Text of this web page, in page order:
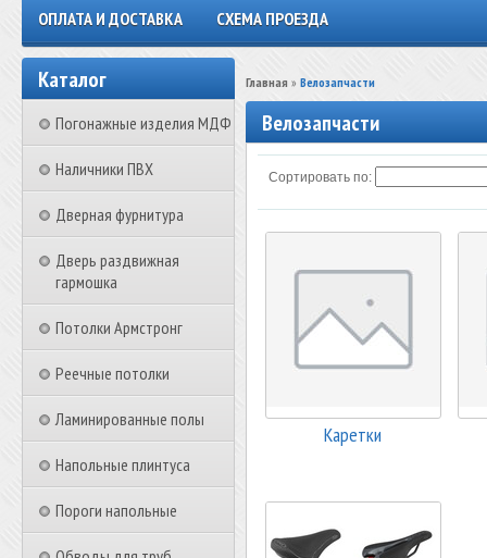
ОПЛАТА И ДОСТАВКА СХЕМА ПРОЕЗДА
Каталог
Погонажные изделия МДФ
Наличники ПВХ
Дверная фурнитура
Дверь раздвижная
гармошка
Потолки Армстронг
Реечные потолки
Ламинированные полы
Напольные плинтуса
Пороги напольные
Главная » Велозапчасти
Велозапчасти
Сортировать по:
Каретки